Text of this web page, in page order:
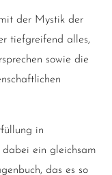
der Mystik der
tiefgreifend alles,
sowie die
in
ein gleichsam
das es so